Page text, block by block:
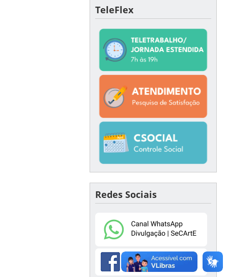
TeleFlex
Redes Sociais